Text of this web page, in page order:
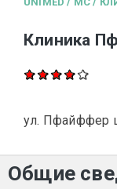
Клиника
ул. Пфайффер
Общие